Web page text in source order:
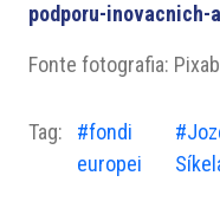
podporu-
Fonte fotografia:
Tag:
#fondi
europei